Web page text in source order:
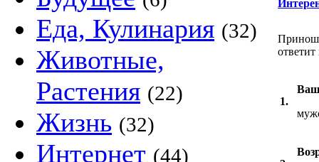
Еда, Кулинария (32)
Животные,
Растения (22)
Жизнь (32)
Интернет (44)
1.